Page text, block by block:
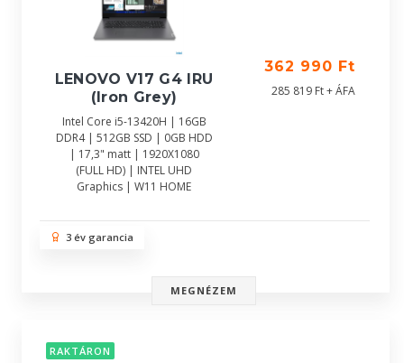
LENOVO V17 G4 IRU
(Iron Grey)
Intel Core i5-13420H | 16GB
DDR4 | 512GB SSD | 0GB HDD
| 17,3" matt | 1920X1080
(FULL HD) | INTEL UHD
Graphics | W11 HOME
362 990 Ft
285 819 Ft + ÁFA
3 év garancia
MEGNÉZEM
RAKTÁRON